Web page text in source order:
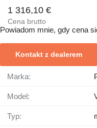
1 316,10 €
Cena brutto
Powiadom mnie, gdy cena
Kontakt z dealerem
Marka:
Model:
Typ: